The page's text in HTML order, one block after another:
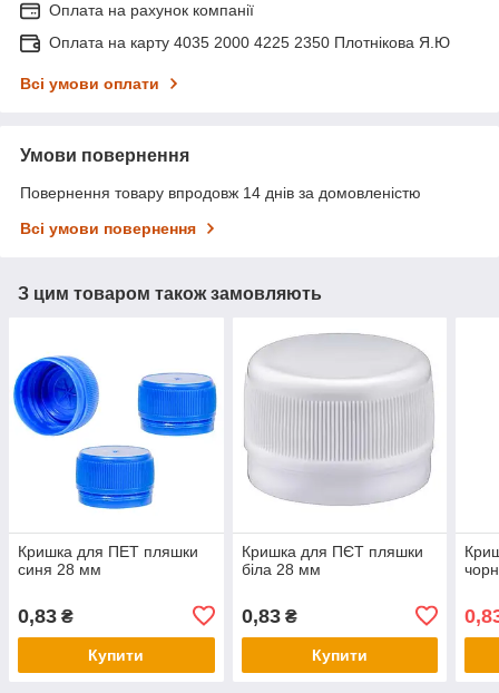
Оплата на рахунок компанії
Оплата на карту 4035 2000 4225 2350 Плотнікова Я.Ю
Всі умови оплати
Умови повернення
Повернення товару впродовж 14 днів за домовленістю
Всі умови повернення
З цим товаром також замовляють
Кришка для ПЕТ пляшки
синя 28 мм
0,83 ₴
Купити
Кришка для ПЄТ пляшки
біла 28 мм
0,83₴
Купити